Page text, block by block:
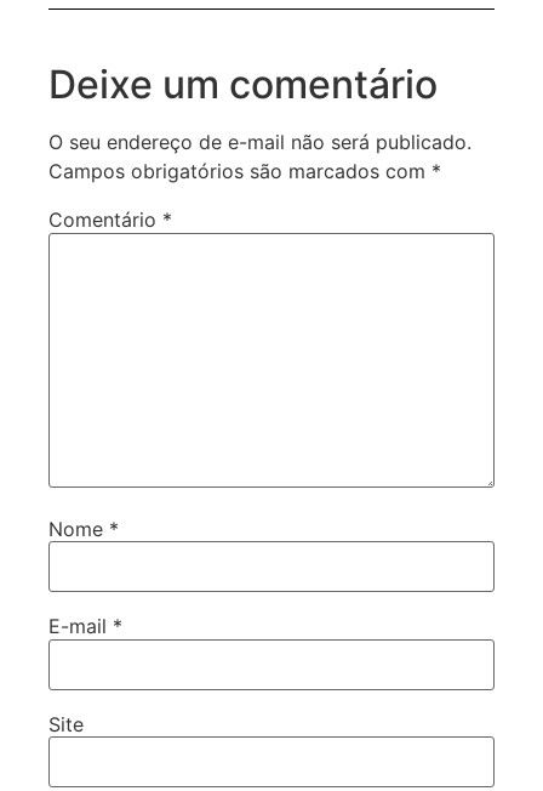
Deixe um comentário
O seu endereço de e-mail não será publicado.
Campos obrigatórios são marcados com *
Comentário *
Nome *
E-mail *
Site